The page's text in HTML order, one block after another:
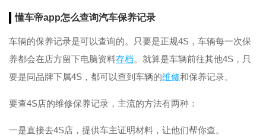
懂车帝app怎么查询汽车保养记录
车辆的保养记录是可以查询的。只要是正规4S，车辆每一次保
养都会在店方留下电脑资料存档。就算是车辆前往其他4S，只
要是同品牌下属4S，都可以查到车辆的维修和保养记录。
要查4S店的维修保养记录，主流的方法有两种：
一是直接去4S店，提供车主证明材料，让他们帮你查。